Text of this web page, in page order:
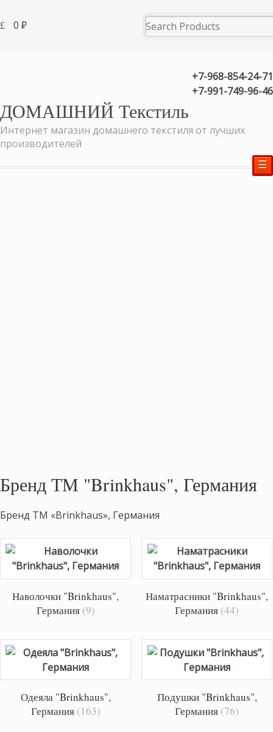
0 ₽
+7-968-854-24-71
+7-991-749-96-46
ДОМАШНИЙ Текстиль
Интернет магазин домашнего текстиля от лучших
производителей
☰
Бренд ТМ "Brinkhaus", Германия
Бренд ТМ «Brinkhaus», Германия
Наволочки "Brinkhaus",
Германия (9)
Наматрасники "Brinkhaus",
Германия (44)
Одеяла "Brinkhaus",
Германия (163)
Подушки "Brinkhaus",
Германия (76)